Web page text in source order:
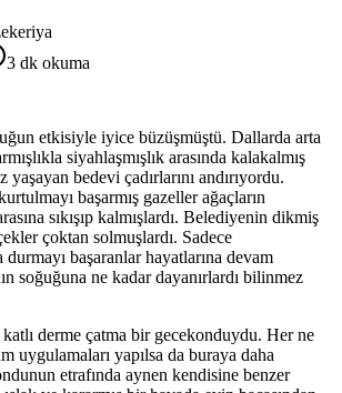
3 dk okuma
etkisiyle iyice büzüşmüştü. Dallarda arta
siyahlaşmışlık arasında kalakalmış
bedevi çadırlarını andırıyordu.
başarmış gazeller ağaçların
sıkışıp kalmışlardı. Belediyenin dikmiş
çoktan solmuşlardı. Sadece
başaranlar hayatlarına devam
soğuğuna ne kadar dayanırlardı bilinmez
derme çatma bir gecekonduydu. Her ne
uygulamaları yapılsa da buraya daha
etrafında aynen kendisine benzer